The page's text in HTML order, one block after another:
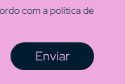
com a política de
Enviar